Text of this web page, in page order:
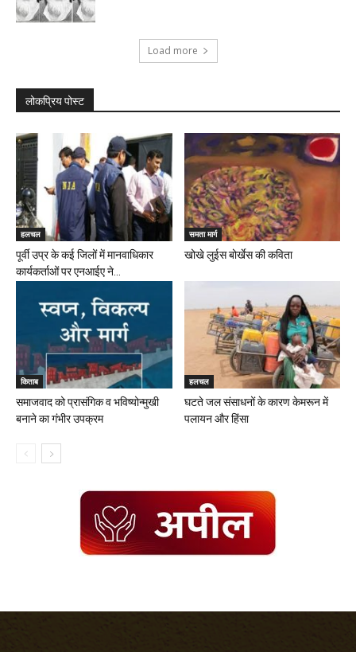
Load more
लोकप्रिय पोस्ट
हलचल
पूर्वी उप्र के कई जिलों में मानवाधिकार
कार्यकर्ताओं पर एनआईए ने...
समता मार्ग
खोखे लुईस बोर्खेस की कविता
किताब
समाजवाद को प्रासंगिक व भविष्योन्मुखी
बनाने का गंभीर उपक्रम
हलचल
घटते जल संसाधनों के कारण केमरून में
पलायन और हिंसा